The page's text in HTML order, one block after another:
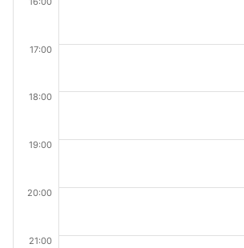
17:00
18:00
19:00
20:00
21:00